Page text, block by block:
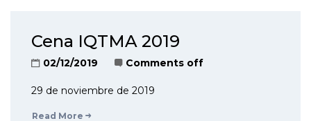
Cena IQTMA 2019
02/12/2019 Comments off
29 de noviembre de 2019
Read More